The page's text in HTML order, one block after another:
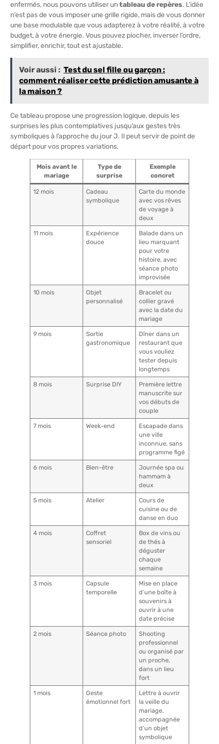
enfermés, nous pouvons utiliser untableau de repères. L’idée
n’est pas de vous imposer une grille rigide, mais de vous donner
une base modulable que vous adapterez à votre réalité, à votre
budget, à votre énergie. Vous pouvez piocher, inverser l’ordre,
simplifier, enrichir, tout est ajustable.
Voir aussi : Test du sel fille ou garçon :
comment réaliser cette prédiction amusante à
la maison ?
Ce tableau propose une progression logique, depuis les
surprises les plus contemplatives jusqu’aux gestes très
symboliques à l’approche du jour J. Il peut servir de point de
départ pour vos propres variations.
Mois avant le
mariage
Type de
surprise
Exemple
concret
12 mois
Cadeau
symbolique
Carte du monde
avec vos rêves
de voyage à
deux
11 mois
Expérience
douce
Balade dans un
lieu marquant
pour votre
histoire, avec
séance photo
improvisée
10 mois
Objet
personnalisé
Bracelet ou
collier gravé
avec la date du
mariage
9 mois
Sortie
gastronomique
Dîner dans un
restaurant que
vous vouliez
tester depuis
longtemps
8 mois Surprise DIY
Première lettre
manuscrite sur
vos débuts de
couple
7 mois Week-end
Escapade dans
une ville
inconnue, sans
programme figé
6 mois Bien-être
Journée spa ou
hammam à
deux
5 mois Atelier
Cours de
cuisine ou de
danse en duo
4 mois
Coffret
sensoriel
Box de vins ou
de thés à
déguster
chaque
semaine
3 mois
Capsule
temporelle
Mise en place
d’une boîte à
souvenirs à
ouvrir à une
date précise
2 mois Séance photo
Shooting
professionnel
ou organisé par
un proche,
dans un lieu
fort
1 mois
Geste
émotionnel fort
Lettre à ouvrir
la veille du
mariage,
accompagnée
d’un objet
symbolique